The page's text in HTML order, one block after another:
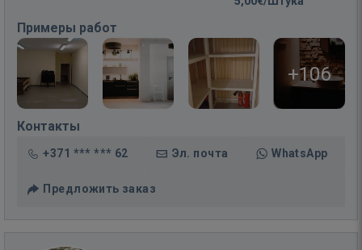
Примеры работ
+106
Контакты
+371 *** *** 62 Эл. почта WhatsApp
Предложить заказ